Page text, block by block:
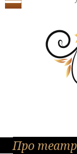
Про театр